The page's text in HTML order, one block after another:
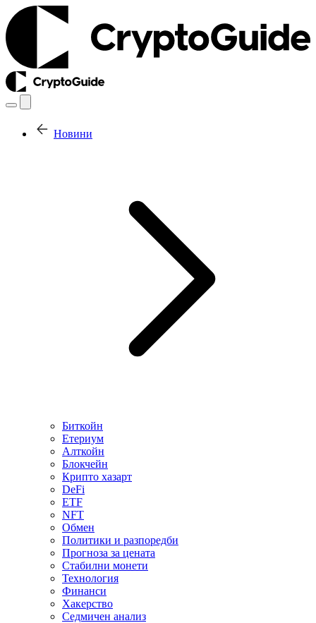
Новини
Биткойн
Етериум
Алткойн
Блокчейн
Крипто хазарт
DeFi
ETF
NFT
Обмен
Политики и разпоредби
Прогноза за цената
Стабилни монети
Технология
Финанси
Хакерство
Седмичен анализ